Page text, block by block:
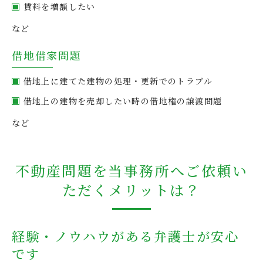
賃料を増額したい
など
借地借家問題
借地上に建てた建物の処理・更新でのトラブル
借地上の建物を売却したい時の借地権の譲渡問題
など
不動産問題を当事務所へご依頼い
ただくメリットは？
経験・ノウハウがある弁護士が安心
です